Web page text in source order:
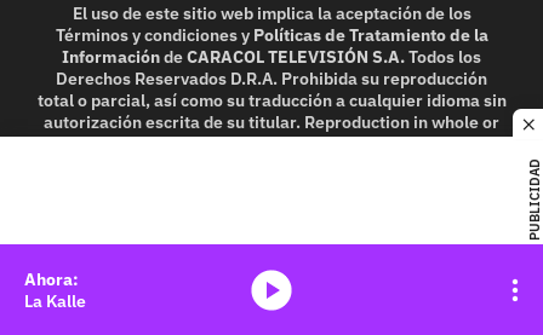
PUBLICIDAD
El uso de este sitio web implica la aceptación de los
Términos y condicionesy Políticas de Tratamiento de la
InformacióndeCARACOL TELEVISIÓN S.A.Todos los
Derechos Reservados D.R.A. Prohibida su reproducción
total o parcial, así como su traducción a cualquier idioma sin
autorización escrita de su titular. Reproduction in whole or
in part, or translation without written permission is
La Kalle